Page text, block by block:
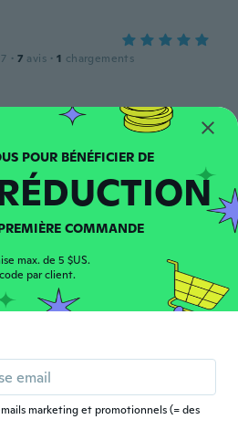
· 7 avis · 1 chargements
· 41 avis · 3 chargements
hantera helt okej!
COMMANDE
max. de 5 $US.
par client.
marketing et promotionnels (= des